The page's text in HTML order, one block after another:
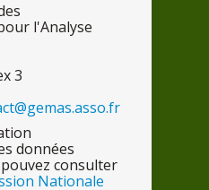
l'Analyse
3
données
pouvez consulter
Nationale